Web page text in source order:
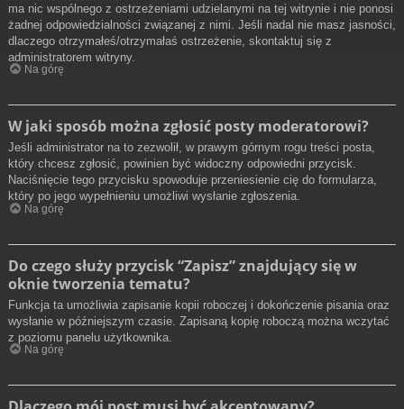
ma nic wspólnego z ostrzeżeniami udzielanymi na tej witrynie i nie ponosi
żadnej odpowiedzialności związanej z nimi. Jeśli nadal nie masz jasności,
dlaczego otrzymałeś/otrzymałaś ostrzeżenie, skontaktuj się z
administratorem witryny.
Na górę
W jaki sposób można zgłosić posty moderatorowi?
Jeśli administrator na to zezwolił, w prawym górnym rogu treści posta,
który chcesz zgłosić, powinien być widoczny odpowiedni przycisk.
Naciśnięcie tego przycisku spowoduje przeniesienie cię do formularza,
który po jego wypełnieniu umożliwi wysłanie zgłoszenia.
Na górę
Do czego służy przycisk “Zapisz” znajdujący się w
oknie tworzenia tematu?
Funkcja ta umożliwia zapisanie kopii roboczej i dokończenie pisania oraz
wysłanie w późniejszym czasie. Zapisaną kopię roboczą można wczytać
z poziomu panelu użytkownika.
Na górę